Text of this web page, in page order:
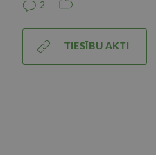
2
TIESĪBU AKTI